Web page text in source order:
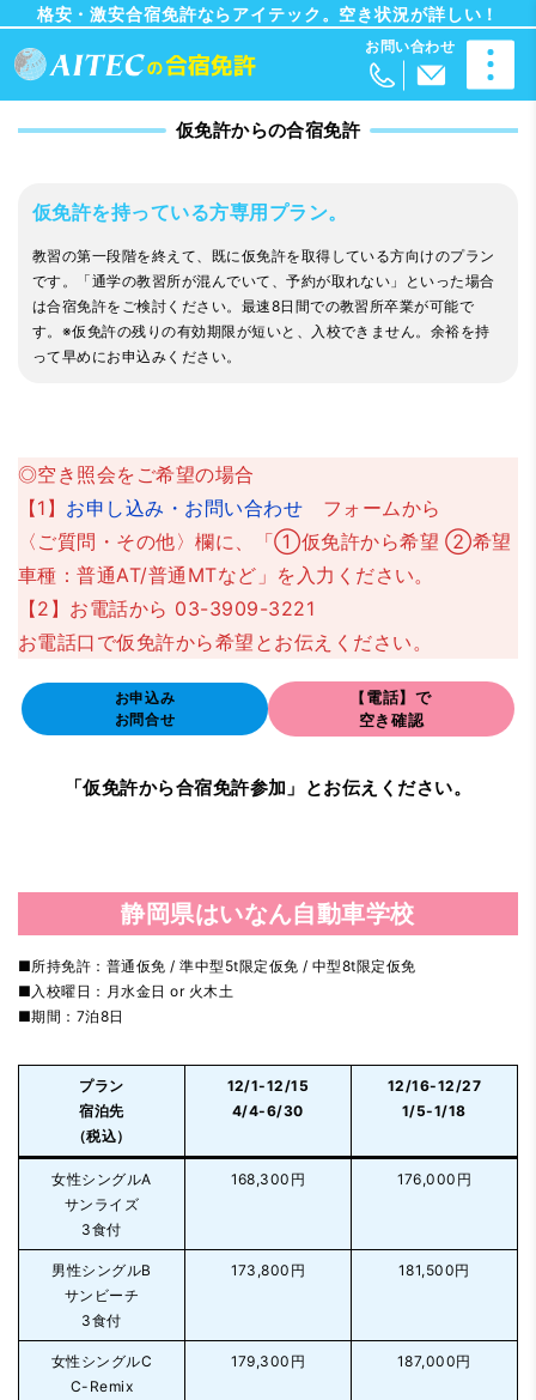
格安・激安合宿免許ならアイテック。空き状況が詳しい！
仮免許からの合宿免許
仮免許を持っている方専用プラン。
教習の第一段階を終えて、既に仮免許を取得している方向けのプラン
です。「通学の教習所が混んでいて、予約が取れない」といった場合
は合宿免許をご検討ください。最速8日間での教習所卒業が可能で
す。※仮免許の残りの有効期限が短いと、入校できません。余裕を持
って早めにお申込みください。
◎空き照会をご希望の場合
【1】 お申し込み・お問い合わせ フォームから
〈ご質問・その他〉欄に、「①仮免許から希望 ②希望
車種：普通AT/普通MTなど」を入力ください。
【2】 お電話から 03-3909-3221
お電話口で仮免許から希望とお伝えください。
お申込み
お問合せ
【 電話】で
空き確認
「仮免許から合宿免許参加」とお伝えください。
静岡県はいなん自動車学校
■所持免許：普通仮免 / 準中型5t限定仮免 / 中型8t限定仮免
■入校曜日：月水金日 or 火木土
■期間：7泊8日
プラン
宿泊先
（税込）
12/1-12/15
4/4-6/30
12/16-12/27
1/5-1/18
女性シングルA
サンライズ
3食付
168,300円 176,000円
男性シングルB
サンビーチ
3食付
173,800円 181,500円
女性シングルC
C-Remix
179,300円 187,000円